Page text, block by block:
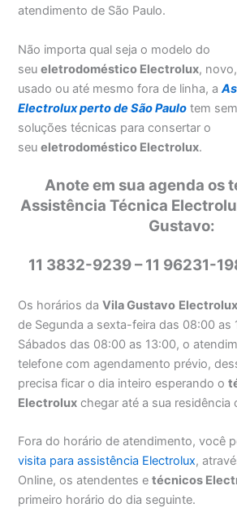
atendimento de São Paulo.
Não importa qual seja o modelo do
seueletrodoméstico Electrolux,
usado ou até mesmo fora de linha, a
Electrolux perto de São Paulo tem
soluções técnicas para consertar o
seueletrodoméstico Electrolux.
Anote em sua agenda os
Assistência Técnica
Gustavo:
11 3832-9239 – 11 96231-
Os horários daVila Gustavo
de Segunda a sexta-feira das 08:00 as
Sábados das 08:00 as 13:00, o
telefone com agendamento prévio,
precisa ficar o dia inteiro esperando o
Electrolux chegar até a sua residência
Fora do horário de atendimento, você
visita para assistência Electrolux,
Online, os atendentes etécnicos
primeiro horário do dia seguinte.